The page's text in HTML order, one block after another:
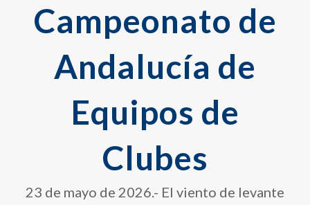
Campeonato de
Andalucía de
Equipos de
Clubes
23 de mayo de 2026.- El viento de levante